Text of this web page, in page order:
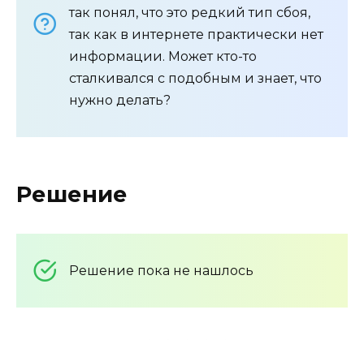
так понял, что это редкий тип сбоя,
так как в интернете практически нет
информации. Может кто-то
сталкивался с подобным и знает, что
нужно делать?
Решение
Решение пока не нашлось